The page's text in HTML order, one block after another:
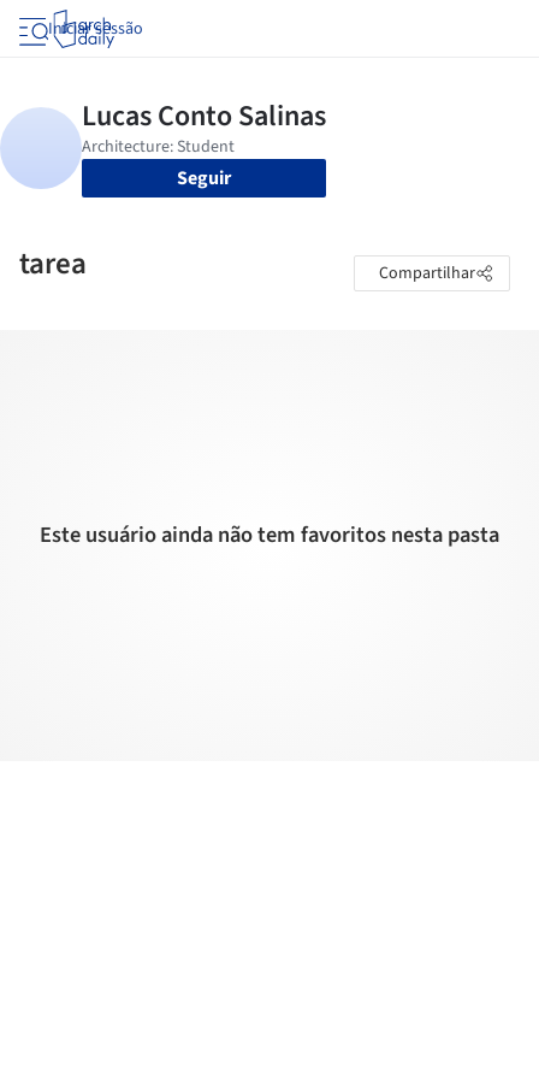
Iniciar sessão
Seguir
tarea Compartilhar
Este usuário ainda não tem favoritos nesta pasta